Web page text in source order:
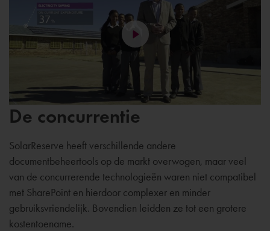
De concurrentie
SolarReserve heeft verschillende andere
documentbeheertools op de markt overwogen, maar veel
van de concurrerende technologieën waren niet compatibel
met SharePoint en hierdoor complexer en minder
gebruiksvriendelijk. Bovendien leidden ze tot een grotere
kostentoename.